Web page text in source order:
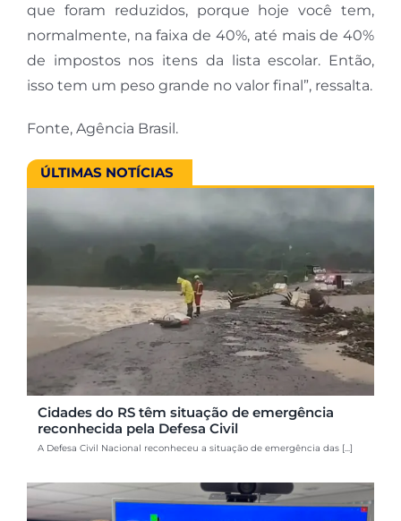
que foram reduzidos, porque hoje você tem,
normalmente, na faixa de 40%, até mais de 40%
de impostos nos itens da lista escolar. Então,
isso tem um peso grande no valor final”, ressalta.
Fonte, Agência Brasil.
ÚLTIMAS NOTÍCIAS
Cidades do RS têm situação de emergência
reconhecida pela Defesa Civil
A Defesa Civil Nacional reconheceu a situação de emergência das [...]